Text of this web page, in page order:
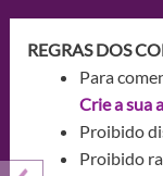
REGRAS DOS
Para
Crie a sua
Proibido
Proibido